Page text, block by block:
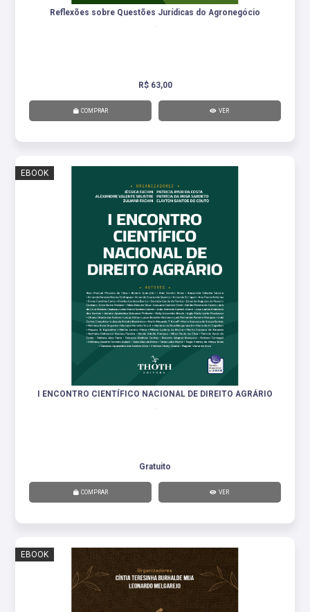
Reflexões sobre Questões Jurídicas do Agronegócio
R$ 63,00
COMPRAR VER
EBOOK
I ENCONTRO CIENTÍFICO NACIONAL DE DIREITO AGRÁRIO
.
Gratuito
COMPRAR VER
EBOOK